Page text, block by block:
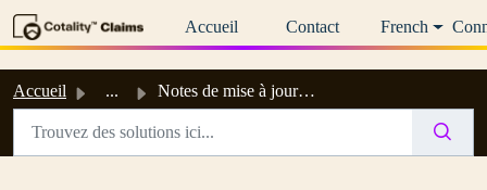
Accueil
Contact French
Accueil ... Notes de mise à jour de la base de données Cotality novem...